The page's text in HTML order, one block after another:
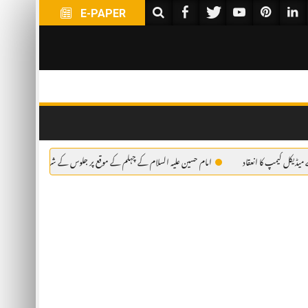
E-PAPER
انعقاد امام حسین علیہ السلام کے چہلم کے موقع پر جلوس کے شرکاء کے لئے فری میڈیکل کیمپ